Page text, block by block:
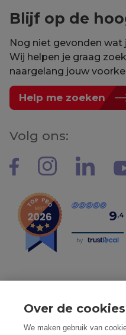
Blijf op de
Nog niet gevonden wat
Wij helpen je graag
naargelang jouw
Help me zoeken
Volg ons:
9,4
by
Mindset Real Estate
Over de
We maken gebruik van